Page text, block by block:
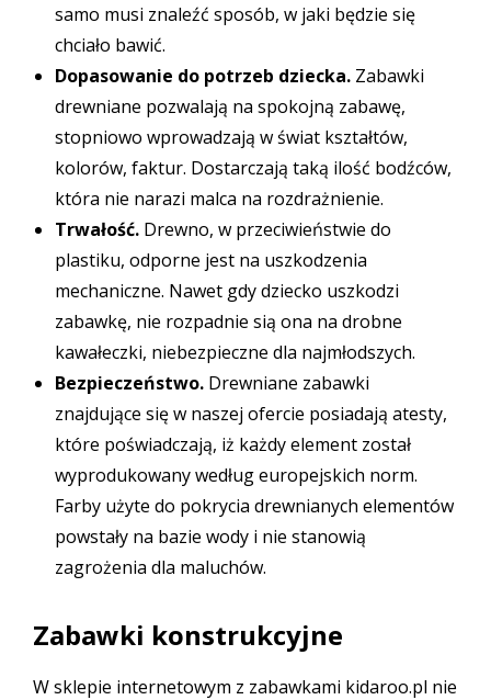
samo musi znaleźć sposób, w jaki będzie się
chciało bawić.
Dopasowanie do potrzeb dziecka. Zabawki
drewniane pozwalają na spokojną zabawę,
stopniowo wprowadzają w świat kształtów,
kolorów, faktur. Dostarczają taką ilość bodźców,
która nie narazi malca na rozdrażnienie.
Trwałość. Drewno, w przeciwieństwie do
plastiku, odporne jest na uszkodzenia
mechaniczne. Nawet gdy dziecko uszkodzi
zabawkę, nie rozpadnie sią ona na drobne
kawałeczki, niebezpieczne dla najmłodszych.
Bezpieczeństwo. Drewniane zabawki
znajdujące się w naszej ofercie posiadają atesty,
które poświadczają, iż każdy element został
wyprodukowany według europejskich norm.
Farby użyte do pokrycia drewnianych elementów
powstały na bazie wody i nie stanowią
zagrożenia dla maluchów.
Zabawki konstrukcyjne
W sklepie internetowym z zabawkami kidaroo.pl nie